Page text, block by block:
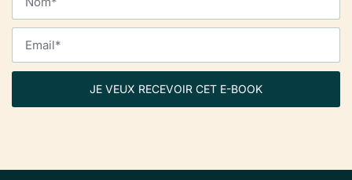
JE VEUX RECEVOIR CET E-BOOK